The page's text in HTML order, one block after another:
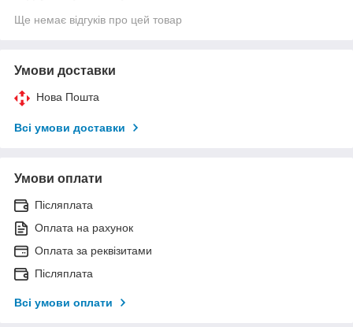
Ще немає відгуків про цей товар
Умови доставки
Нова Пошта
Всі умови доставки
Умови оплати
Післяплата
Оплата на рахунок
Оплата за реквізитами
Післяплата
Всі умови оплати